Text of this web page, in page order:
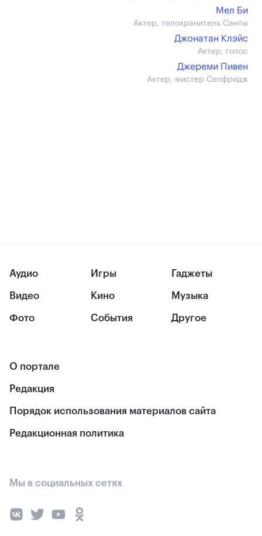
Мел Би
Актер, телохранитель Санты
Джонатан Клэйс
Актер, голос
Джереми Пивен
Актер, мистер Селфридж
Аудио
Видео
Фото
Игры
Кино
События
Гаджеты
Музыка
Другое
О портале
Редакция
Порядок использования материалов сайта
Редакционная политика
Мы в социальных сетях